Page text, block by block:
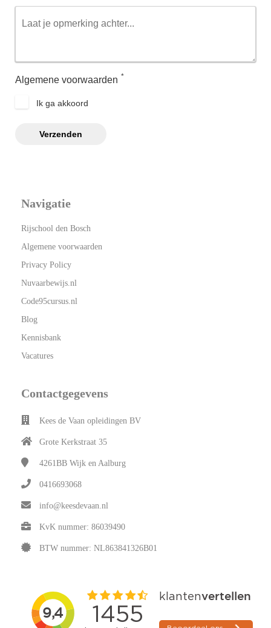
Algemene voorwaarden *
Ik ga akkoord
Verzenden
Navigatie
Rijschool den Bosch
Algemene voorwaarden
Privacy Policy
Nuvaarbewijs.nl
Code95cursus.nl
Blog
Kennisbank
Vacatures
Contactgegevens
Kees de Vaan opleidingen BV
Grote Kerkstraat 35
4261BB Wijk en Aalburg
0416693068
info@keesdevaan.nl
KvK nummer: 86039490
BTW nummer: NL863841326B01